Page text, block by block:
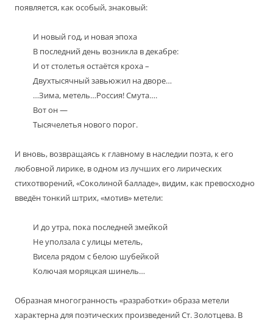
появляется, как особый, знаковый:
И новый год, и новая эпоха
В последний день возникла в декабре:
И от столетья остаётся кроха –
Двухтысячный завьюжил на дворе…
…Зима, метель…Россия! Смута….
Вот он —
Тысячелетья нового порог.
И вновь, возвращаясь к главному в наследии поэта, к его
любовной лирике, в одном из лучших его лирических
стихотворений, «Соколиной балладе», видим, как превосходно
введён тонкий штрих, «мотив» метели:
И до утра, пока последней змейкой
Не уползала с улицы метель,
Висела рядом с белою шубейкой
Колючая моряцкая шинель…
Образная многогранность «разработки» образа метели
характерна для поэтических произведений Ст. Золотцева. В